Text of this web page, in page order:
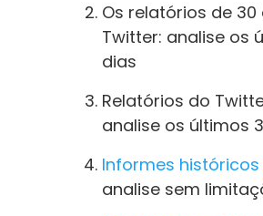
Os relatórios de 30
Twitter: analise os
dias
Relatórios do
analise os últimos
Informes
analise sem